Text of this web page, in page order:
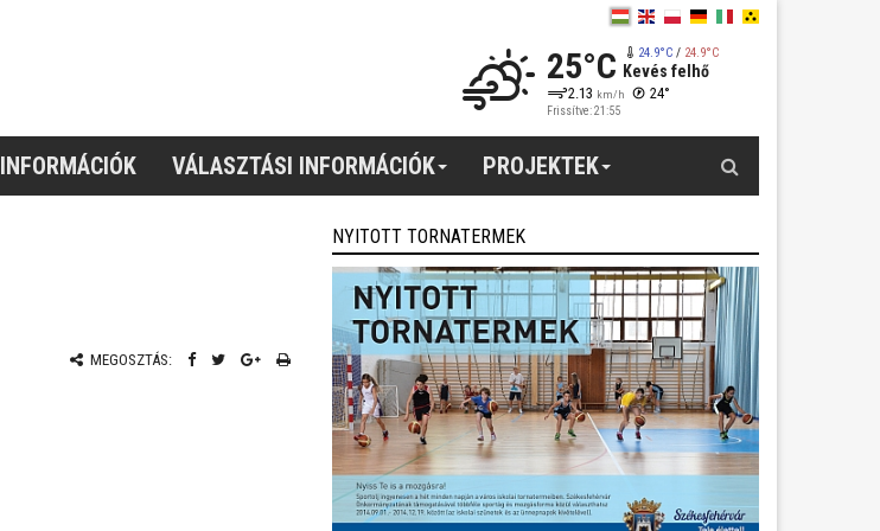
25°C 24.9°C/ 24.9°C
Kevés felhő
2.13 km/h 24°
Frissítve: 21:55
INFORMÁCIÓK VÁLASZTÁSI INFORMÁCIÓK PROJEKTEK
MEGOSZTÁS:
NYITOTT TORNATERMEK